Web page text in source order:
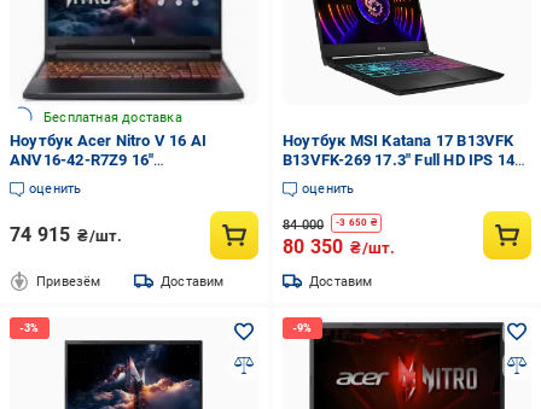
Бесплатная доставка
Ноутбук Acer Nitro V 16 AI
ANV16-42-R7Z9 16"
(NH.U1GEU.00D) shale black
оценить
74 915 ₴/шт.
Привезём Доставим
Ноутбук MSI Katana 17 B13VFK
B13VFK-269 17.3" Full HD IPS 144
Гц Intel Core i7-13620H 16 ГБ
DDR5 SSD 1 ТБ NVIDIA GeForce
RTX 4060 8 ГБ
оценить
84 000 -3 650 ₴
80 350 ₴/шт.
Доставим